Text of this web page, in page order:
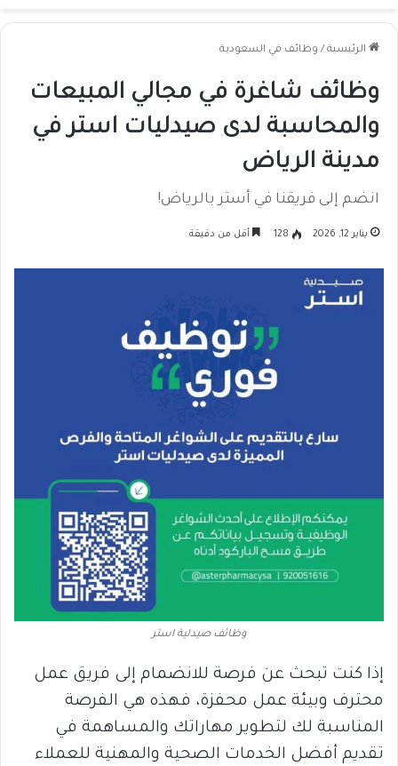
الرئيسية / وظائف في السعودية
وظائف شاغرة في مجالي المبيعات
والمحاسبة لدى صيدليات استر في
مدينة الرياض
انضم إلى فريقنا في أستر بالرياض!
يناير 12, 2026 128 أقل من دقيقة
وظائف صيدلية استر
إذا كنت تبحث عن فرصة للانضمام إلى فريق عمل
محترف وبيئة عمل محفزة، فهذه هي الفرصة
المناسبة لك لتطوير مهاراتك والمساهمة في
تقديم أفضل الخدمات الصحية والمهنية للعملاء